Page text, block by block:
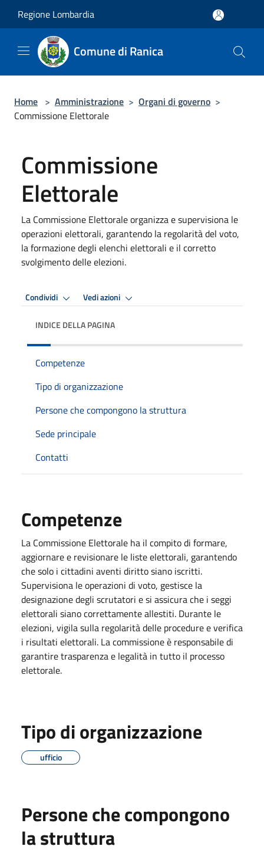
Regione Lombardia
Comune di Ranica
Home > Amministrazione > Organi di governo >
Commissione Elettorale
Commissione
Elettorale
La Commissione Elettorale organizza e supervisiona le
operazioni elettorali, garantendo la regolarità del voto,
la formazione degli elenchi elettorali e il corretto
svolgimento delle elezioni.
Condividi Vedi azioni
INDICE DELLA PAGINA
Competenze
Tipo di organizzazione
Persone che compongono la struttura
Sede principale
Contatti
Competenze
La Commissione Elettorale ha il compito di formare,
aggiornare e revisionare le liste elettorali, garantendo
che solo i cittadini aventi diritto siano iscritti.
Supervisiona le operazioni di voto, gestisce la
designazione degli scrutatori e si assicura che i seggi
elettorali siano correttamente allestiti. Durante le
elezioni, vigila sulla regolarità delle procedure e verifica
i risultati elettorali. La commissione è responsabile di
garantire trasparenza e legalità in tutto il processo
elettorale.
Tipo di organizzazione
ufficio
Persone che compongono
la struttura